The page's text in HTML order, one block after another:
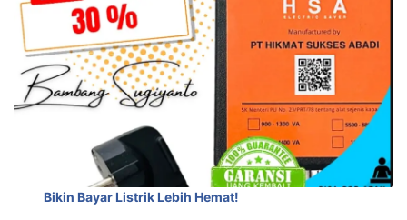
Bikin Bayar Listrik Lebih Hemat!